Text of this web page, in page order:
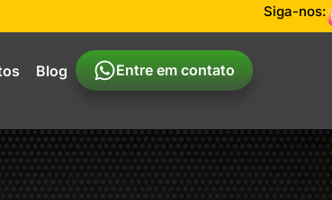
Siga-nos:
Blog Entre em contato